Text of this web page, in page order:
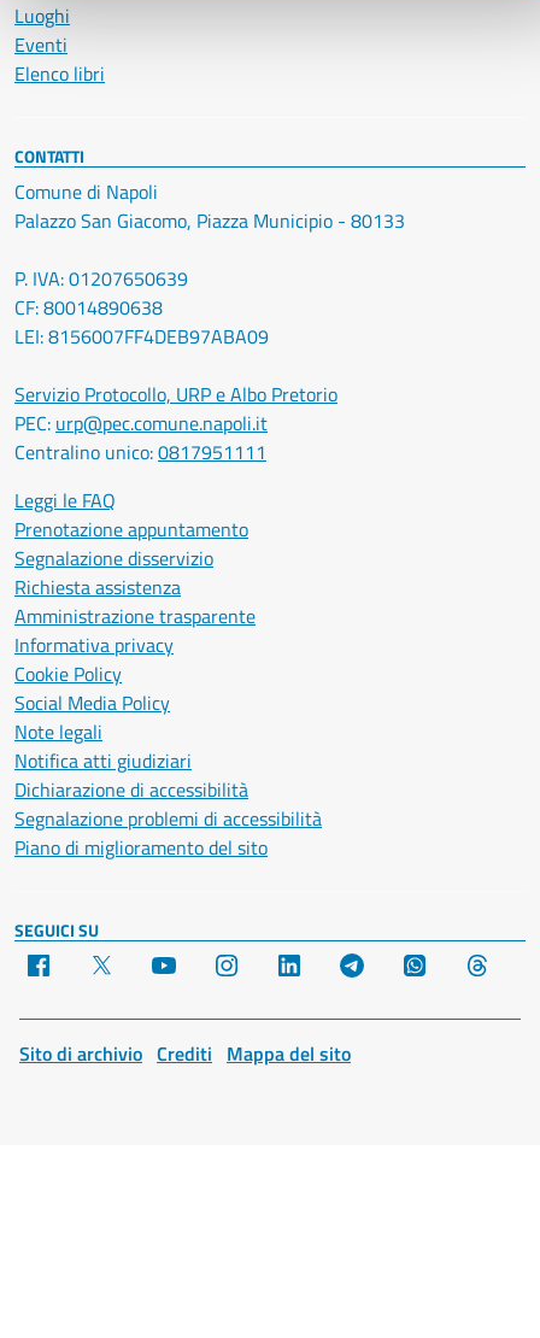
Luoghi
Eventi
Elenco libri
CONTATTI
Comune di Napoli
Palazzo San Giacomo, Piazza Municipio - 80133
P. IVA: 01207650639
CF: 80014890638
LEI: 8156007FF4DEB97ABA09
Servizio Protocollo, URP e Albo Pretorio
PEC: urp@pec.comune.napoli.it
Centralino unico:0817951111
Leggi le FAQ
Prenotazione appuntamento
Segnalazione disservizio
Richiesta assistenza
Amministrazione trasparente
Informativa privacy
Cookie Policy
Social Media Policy
Note legali
Notifica atti giudiziari
Dichiarazione di accessibilità
Segnalazione problemi di accessibilità
Piano di miglioramento del sito
SEGUICI SU
Facebook YouTube Instagram LinkedIn Telegram WhatsApp
Sito di archivio Crediti Mappa del sito